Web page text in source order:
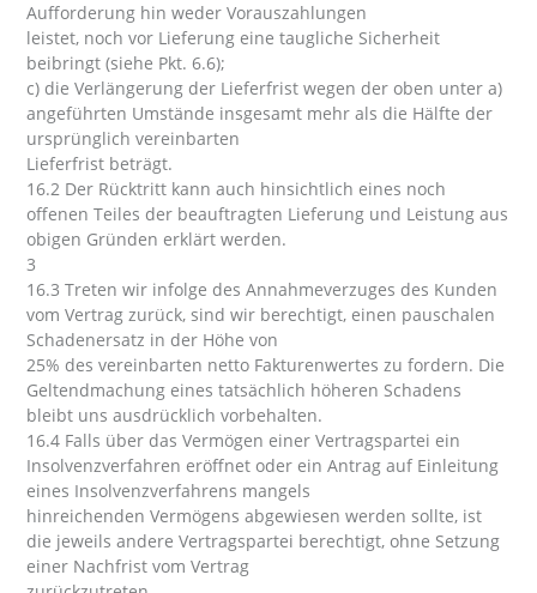
Aufforderung hin weder Vorauszahlungen
leistet, noch vor Lieferung eine taugliche Sicherheit
beibringt (siehe Pkt. 6.6);
c) die Verlängerung der Lieferfrist wegen der oben unter a)
angeführten Umstände insgesamt mehr als die Hälfte der
ursprünglich vereinbarten
Lieferfrist beträgt.
16.2 Der Rücktritt kann auch hinsichtlich eines noch
offenen Teiles der beauftragten Lieferung und Leistung aus
obigen Gründen erklärt werden.
3
16.3 Treten wir infolge des Annahmeverzuges des Kunden
vom Vertrag zurück, sind wir berechtigt, einen pauschalen
Schadenersatz in der Höhe von
25% des vereinbarten netto Fakturenwertes zu fordern. Die
Geltendmachung eines tatsächlich höheren Schadens
bleibt uns ausdrücklich vorbehalten.
16.4 Falls über das Vermögen einer Vertragspartei ein
Insolvenzverfahren eröffnet oder ein Antrag auf Einleitung
eines Insolvenzverfahrens mangels
hinreichenden Vermögens abgewiesen werden sollte, ist
die jeweils andere Vertragspartei berechtigt, ohne Setzung
einer Nachfrist vom Vertrag